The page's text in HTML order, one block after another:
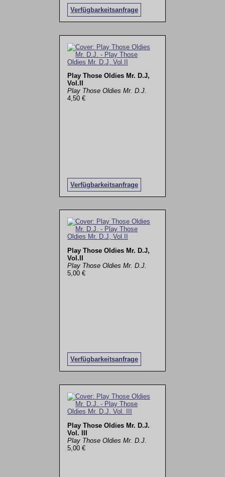
Verfügbarkeitsanfrage
Play Those Oldies Mr. D.J,
Vol.II
Play Those Oldies Mr. D.J.
4,50 €
Verfügbarkeitsanfrage
Play Those Oldies Mr. D.J,
Vol.II
Play Those Oldies Mr. D.J.
5,00 €
Verfügbarkeitsanfrage
Play Those Oldies Mr. D.J.
Vol. III
Play Those Oldies Mr. D.J.
5,00 €